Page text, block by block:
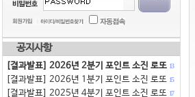
공지사항
[결과발표] 2026년 2분기 포인트 소진 로또 13
[결과발표] 2026년 1분기 포인트 소진 로또 15
[결과발표] 2025년 4분기 포인트 소진 로또 17